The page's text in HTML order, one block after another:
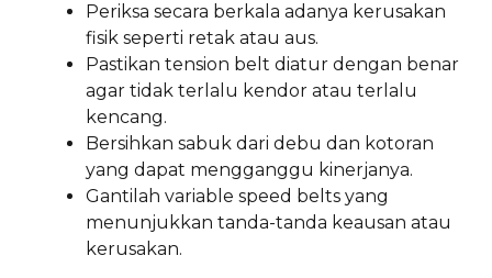
Periksa secara berkala adanya kerusakan
fisik seperti retak atau aus.
Pastikan tension belt diatur dengan benar
agar tidak terlalu kendor atau terlalu
kencang.
Bersihkan sabuk dari debu dan kotoran
yang dapat mengganggu kinerjanya.
Gantilah variable speed belts yang
menunjukkan tanda-tanda keausan atau
kerusakan.